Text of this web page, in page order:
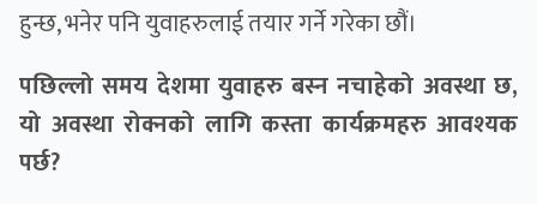
हुन्छ, भनेर पनि युवाहरुलाई तयार गर्ने गरेका छौं।
पछिल्लो समय देशमा युवाहरु बस्न नचाहेको अवस्था छ,
यो अवस्था रोक्नको लागि कस्ता कार्यक्रमहरु आवश्यक
पर्छ?